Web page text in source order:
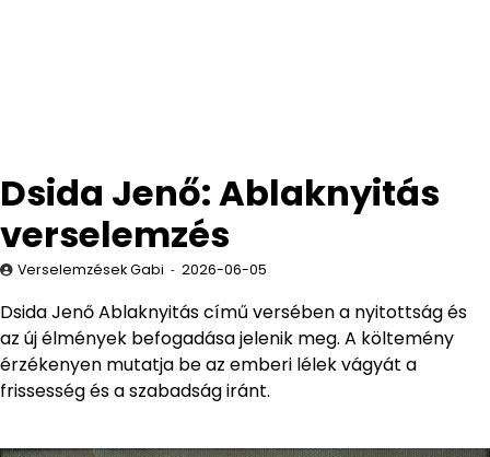
Dsida Jenő: Ablaknyitás
verselemzés
Verselemzések Gabi 2026-06-05
Dsida Jenő Ablaknyitás című versében a nyitottság és
az új élmények befogadása jelenik meg. A költemény
érzékenyen mutatja be az emberi lélek vágyát a
frissesség és a szabadság iránt.